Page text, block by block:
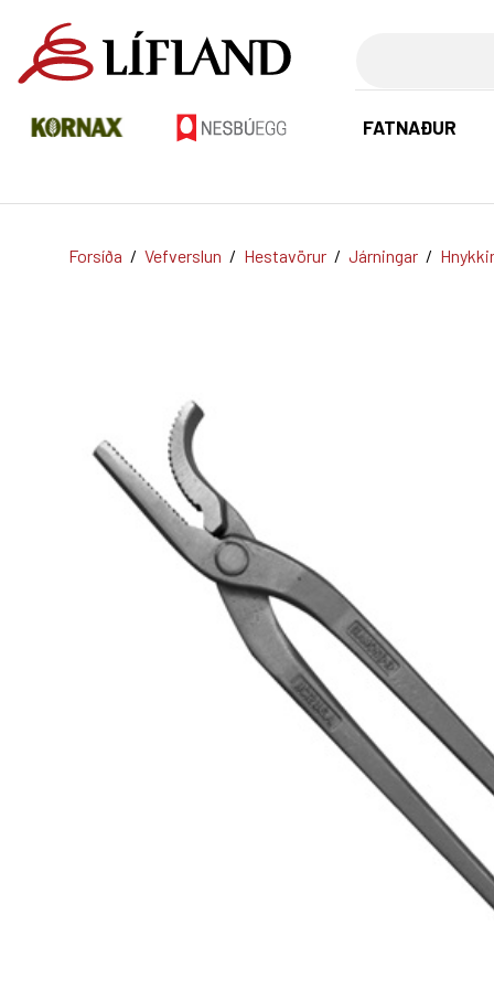
FATNAÐUR
Forsíða / Vefverslun / Hestavörur / Járningar /